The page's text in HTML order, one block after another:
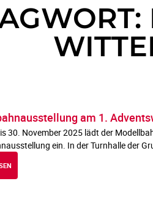
am 1.
30. November 2025 lädt der
ein. In der Turnhalle der